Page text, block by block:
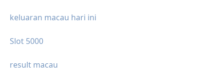
keluaran macau hari ini
Slot 5000
result macau